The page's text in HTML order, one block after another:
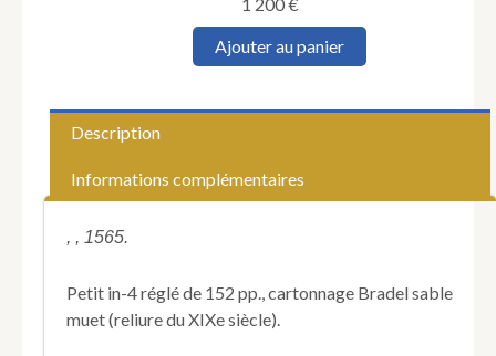
quantité
Saint-
Denis.
Memorables
de
Ajouter au panier
Description
Informations complémentaires
, , 1565.
Petit in-4 réglé de 152 pp., cartonnage Bradel sable
muet (reliure du XIXe siècle).